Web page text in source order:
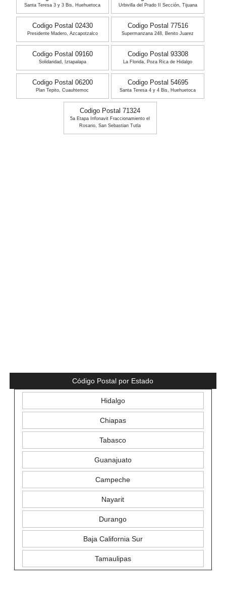
Santa Teresa 3 y 3 Bis, Huehuetoca Urbivilla del Prado II Sección, Tijuana
Codigo Postal 02430
Presidente Madero, Azcapotzalco
Codigo Postal 77516
Supermanzana 248, Benito Juarez
Codigo Postal 09160
Solidaridad, Iztapalapa
Codigo Postal 93308
La Florida, Poza Rica de Hidalgo
Codigo Postal 06200
Plan Tepito, Cuauhtemoc
Codigo Postal 54695
Santa Teresa 4 y 4 Bis, Huehuetoca
Codigo Postal 71324
5a Etapa Infonavit Fraccionamiento el
Rosario, San Sebastian Tutla
Código Postal por Estado
Hidalgo
Chiapas
Tabasco
Guanajuato
Campeche
Nayarit
Durango
Baja California Sur
Tamaulipas